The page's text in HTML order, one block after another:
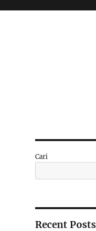
Cari
Recent Posts